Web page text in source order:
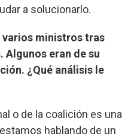
a solucionarlo.
varios ministros tras
eran de su
¿Qué análisis le
o de la coalición es una
hablando de un